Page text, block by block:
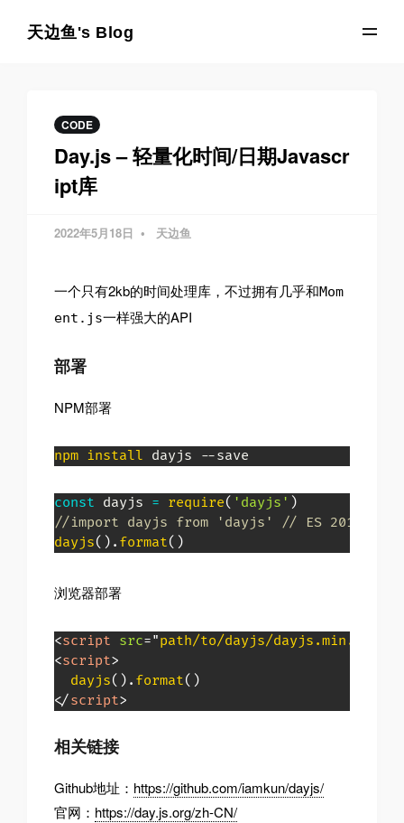
天边鱼's Blog
CODE
Day.js – 轻量化时间/日期Javascr
ipt库
2022年5月18日 天边鱼
一个只有2kb的时间处理库，不过拥有几乎和Mom
ent.js一样强大的API
部署
NPM部署
npm install dayjs --save
const dayjs = require( 'dayjs' )
//import dayjs from 'dayjs' // ES 2015
dayjs( ) . format( )
浏览器部署
<script src="path/to/dayjs/dayjs.min.js
<script>
dayjs( ) . format( )
</script>
相关链接
Github地址： https://github.com/iamkun/dayjs/
官网： https://day.js.org/zh-CN/